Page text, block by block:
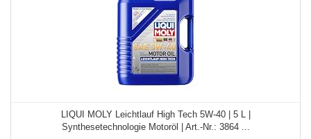
LIQUI MOLY Leichtlauf High Tech 5W-40 | 5 L |
Synthesetechnologie Motoröl | Art.-Nr.: 3864 ...